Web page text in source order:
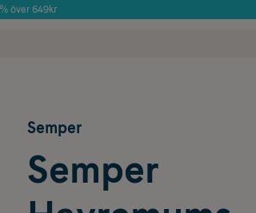
över 649kr
Semper
Semper